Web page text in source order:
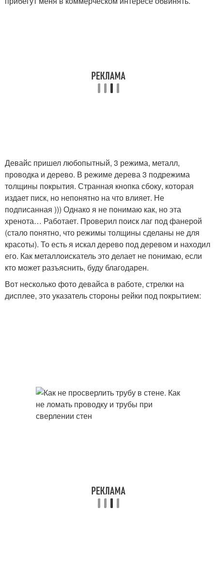
Девайс пришел любопытный, 3 режима, металл,
проводка и дерево. В режиме дерева 3 подрежима
толщины покрытия. Странная кнопка сбоку, которая
издает писк, но непонятно на что влияет. Не
подписанная ))) Однако я не понимаю как, но эта
хренота… Работает. Проверил поиск лаг под фанерой
(стало понятно, что режимы толщины сделаны не для
красоты). То есть я искал дерево под деревом и находил
его. Как металлоискатель это делает не понимаю, если
кто может разъяснить, буду благодарен.
Вот несколько фото девайса в работе, стрелки на
дисплее, это указатель стороны рейки под покрытием: